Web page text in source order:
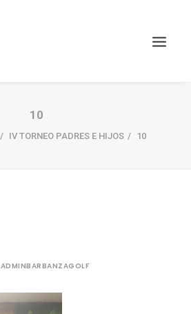
10
IV TORNEO PADRES E HIJOS 10
ADMINBARBANZAGOLF